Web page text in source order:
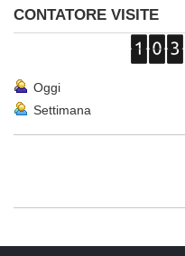
CONTATORE VISITE
Oggi
Settimana